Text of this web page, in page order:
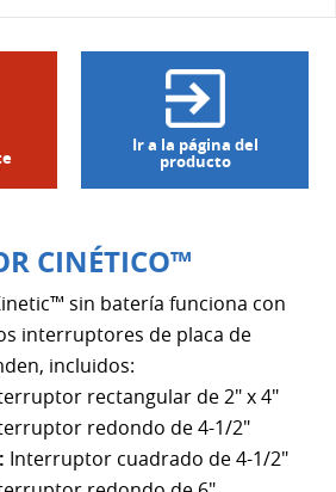
Ir a la página del
producto
CINÉTICO™
sin batería funciona con
interruptores de placa de
incluidos:
rectangular de 2" x 4"
redondo de 4-1/2"
Interruptor cuadrado de 4-1/2"